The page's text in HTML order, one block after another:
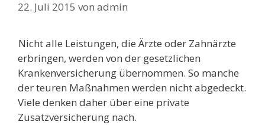
22. Juli 2015 von admin
Nicht alle Leistungen, die Ärzte oder Zahnärzte
erbringen, werden von der gesetzlichen
Krankenversicherung übernommen. So manche
der teuren Maßnahmen werden nicht abgedeckt.
Viele denken daher über eine private
Zusatzversicherung nach.